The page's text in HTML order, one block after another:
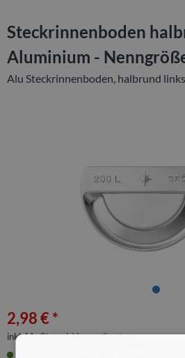
Steckrinnenboden
Aluminium -
Alu Steckrinnenboden, halbrund
2,98 € *
inkl. MwSt.zzgl. Versandkosten